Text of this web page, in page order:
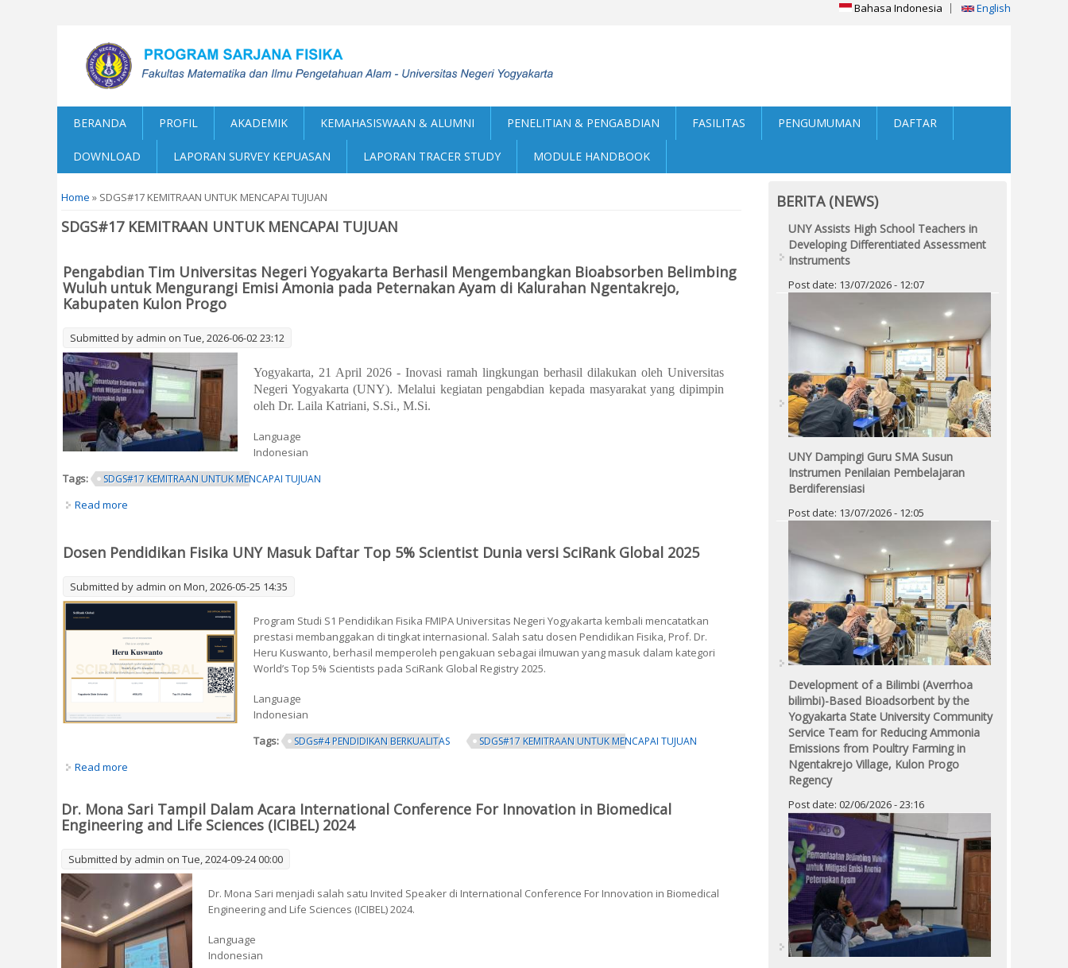
Bahasa Indonesia English
BERANDA PROFIL AKADEMIK KEMAHASISWAAN & ALUMNI PENELITIAN & PENGABDIAN FASILITAS PENGUMUMAN DAFTAR
DOWNLOAD LAPORAN SURVEY KEPUASAN LAPORAN TRACER STUDY MODULE HANDBOOK
You are here
Home » SDGS#17 KEMITRAAN UNTUK MENCAPAI TUJUAN
SDGS#17 KEMITRAAN UNTUK MENCAPAI TUJUAN
Pengabdian Tim Universitas Negeri Yogyakarta Berhasil Mengembangkan Bioabsorben Belimbing
Wuluh untuk Mengurangi Emisi Amonia pada Peternakan Ayam di Kalurahan Ngentakrejo,
Kabupaten Kulon Progo
Submitted by admin on Tue, 2026-06-02 23:12
Yogyakarta, 21 April 2026 - Inovasi ramah lingkungan berhasil dilakukan oleh Universitas
Negeri Yogyakarta (UNY). Melalui kegiatan pengabdian kepada masyarakat yang dipimpin
oleh Dr. Laila Katriani, S.Si., M.Si.
Language
Indonesian
Tags:
SDGS#17 KEMITRAAN UNTUK MENCAPAI TUJUAN
Read more
Dosen Pendidikan Fisika UNY Masuk Daftar Top 5% Scientist Dunia versi SciRank Global 2025
Submitted by admin on Mon, 2026-05-25 14:35
Program Studi S1 Pendidikan Fisika FMIPA Universitas Negeri Yogyakarta kembali mencatatkan
prestasi membanggakan di tingkat internasional. Salah satu dosen Pendidikan Fisika, Prof. Dr.
Heru Kuswanto, berhasil memperoleh pengakuan sebagai ilmuwan yang masuk dalam kategori
World’s Top 5% Scientists pada SciRank Global Registry 2025.
Language
Indonesian
Tags:
SDGs#4 PENDIDIKAN BERKUALITAS SDGS#17 KEMITRAAN UNTUK MENCAPAI TUJUAN
Read more
Dr. Mona Sari Tampil Dalam Acara International Conference For Innovation in Biomedical
Engineering and Life Sciences (ICIBEL) 2024
Submitted by admin on Tue, 2024-09-24 00:00
Dr. Mona Sari menjadi salah satu Invited Speaker di International Conference For Innovation in Biomedical
Engineering and Life Sciences (ICIBEL) 2024.
Language
Indonesian
BERITA (NEWS)
UNY Assists High School Teachers in
Developing Differentiated Assessment
Instruments
Post date: 13/07/2026 - 12:07
UNY Dampingi Guru SMA Susun
Instrumen Penilaian Pembelajaran
Berdiferensiasi
Post date: 13/07/2026 - 12:05
Development of a Bilimbi (Averrhoa
bilimbi)-Based Bioadsorbent by the
Yogyakarta State University Community
Service Team for Reducing Ammonia
Emissions from Poultry Farming in
Ngentakrejo Village, Kulon Progo
Regency
Post date: 02/06/2026 - 23:16